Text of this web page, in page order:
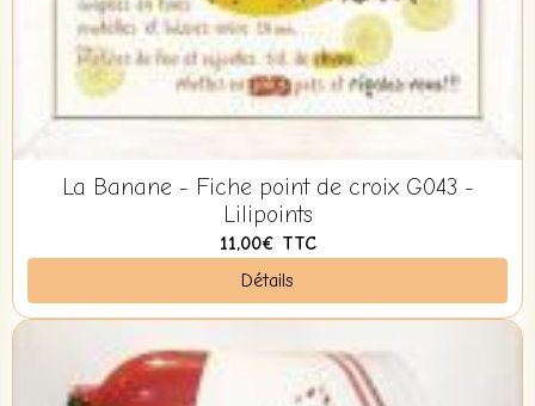
La Banane - Fiche point de croix G043 -
Lilipoints
11,00€ TTC
Détails